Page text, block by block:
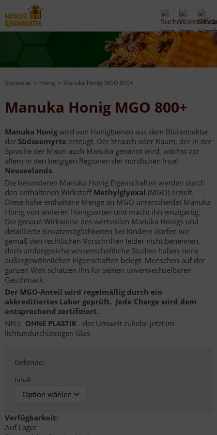
Startseite Honig Manuka Honig MGO 800+
Manuka Honig MGO 800+
Manuka Honig wird von Honigbienen aus dem Blütennektar
der Südseemyrte erzeugt. Der Strauch oder Baum, der in der
Sprache der Maori auch Manuka genannt wird, wächst vor
allem in den bergigen Regionen der nördlichen Insel
Neuseelands.
Die besonderen Manuka Honig Eigenschaften werden durch
den enthaltenen Wirkstoff Methylglyoxal (MGO) erzielt.
Diese hohe enthaltene Menge an MGO unterscheidet Manuka
Honig von anderen Honigsorten und macht ihn einzigartig.
Die genaue Wirkweise des wertvollen Manuka Honigs und
detaillierte Einsatzmöglichkeiten bei Kindern dürfen wir
gemäß den rechtlichen Vorschriften leider nicht benennen,
doch umfangreiche wissenschaftliche Studien haben seine
außergewöhnlichen Eigenschaften belegt. Menschen auf der
ganzen Welt schätzen ihn für seinen unverwechselbaren
Geschmack.
Der MGO-Anteil wird regelmäßig durch ein
akkreditiertes Labor geprüft. Jede Charge wird dem
entsprechend zertifiziert.
NEU: OHNE PLASTIK - der Umwelt zuliebe jetzt im
lichtundurchlässigen Glas
Gebinde:
Inhalt
Verfügbarkeit:
Auf Lager